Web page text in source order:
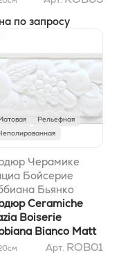
по запросу
Рельефная
Черамике
Бойсерие
Бьянко
8x20Ceramiche
Boiserie
Bianco Matt
см Арт. ROB01